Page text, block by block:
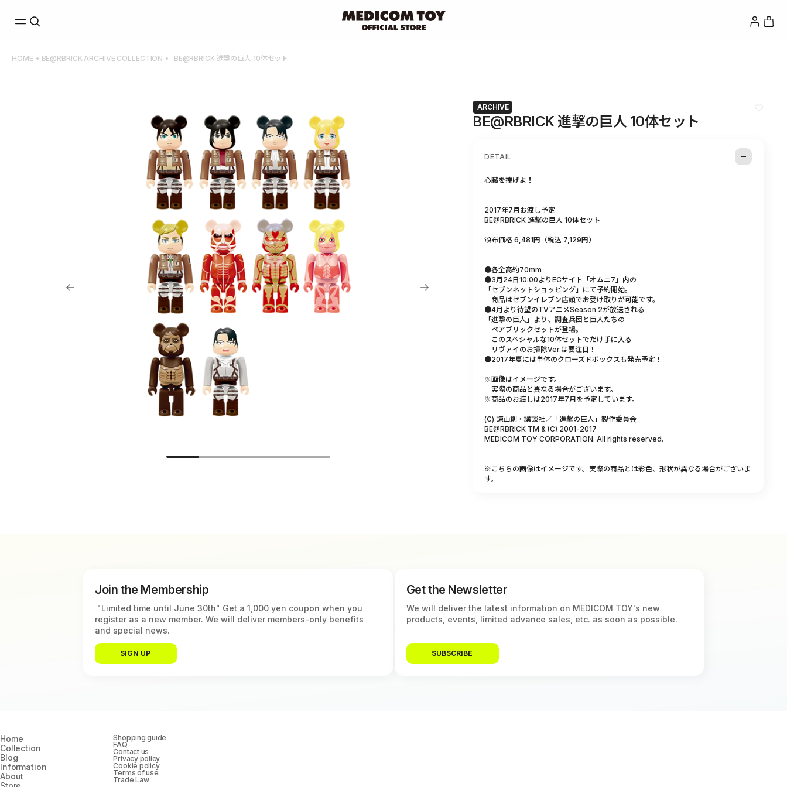
content
Log
in
Cart
HOME BE@RBRICK ARCHIVE COLLECTION BE@RBRICK 進撃の巨人 10体セット
ARCHIVE
BE@RBRICK 進撃の巨人 10体セット
DETAIL
心臓を捧げよ！
2017年7月お渡し予定
BE@RBRICK 進撃の巨人 10体セット
頒布価格 6,481円（税込 7,129円）
●各全高約70mm
●3月24日10:00よりECサイト「オムニ7」内の
「セブンネットショッピング」にて予約開始。
商品はセブンイレブン店頭でお受け取りが可能です。
●4月より待望のTVアニメSeason 2が放送される
「進撃の巨人」より、調査兵団と巨人たちの
ベアブリックセットが登場。
このスペシャルな10体セットでだけ手に入る
リヴァイのお掃除Ver.は要注目！
●2017年夏には単体のクローズドボックスも発売予定！
※画像はイメージです。
実際の商品と異なる場合がございます。
※商品のお渡しは2017年7月を予定しています。
(C) 諫山創・講談社／「進撃の巨人」製作委員会
BE@RBRICK TM & (C) 2001-2017
MEDICOM TOY CORPORATION. All rights reserved.
※こちらの画像はイメージです。実際の商品とは彩色、形状が異なる場合がございま
す。
Join the Membership
"Limited time until June 30th" Get a 1,000 yen coupon when you
register as a new member. We will deliver members-only benefits
and special news.
SIGN UP
Get the Newsletter
We will deliver the latest information on MEDICOM TOY's new
products, events, limited advance sales, etc. as soon as possible.
SUBSCRIBE
Home
Collection
Blog
Information
About
Shopping guide
FAQ
Contact us
Privacy policy
Cookie policy
Terms of use
Trade Law